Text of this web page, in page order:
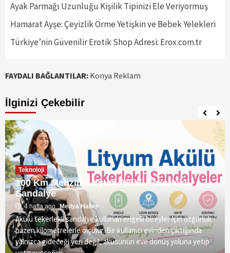
Ayak Parmağı Uzunluğu Kişilik Tipinizi Ele Veriyormuş
Hamarat Ayşe: Çeyizlik Örme Yetişkin ve Bebek Yelekleri
Türkiye’nin Güvenilir Erotik Shop Adresi: Erox.com.tr
FAYDALI BAĞLANTILAR: Konya Reklam
İlginizi Çekebilir
Teknoloji
100 Km Menzilli Lityum Akülü Tekerlekli
Sandalye
4 hafta ago Medya Haber
Akülü tekerlekli sandalye kullanan engelli bireyler için özgürlük
bazen kilometrelerle ölçülür. Bir kullanıcı evinden çıktığında
yalnızca gideceği yeri değil, aküsünün eve dönüş yoluna yetip